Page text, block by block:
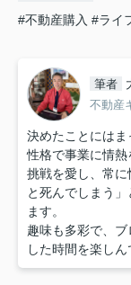
#不動産購入 #ライ
筆者
不動産
決めたことには
性格で事業に情熱
挑戦を愛し、常
と死んでしまう
ます。
趣味も多彩で、
した時間を楽しん